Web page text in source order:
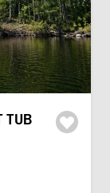
TUB